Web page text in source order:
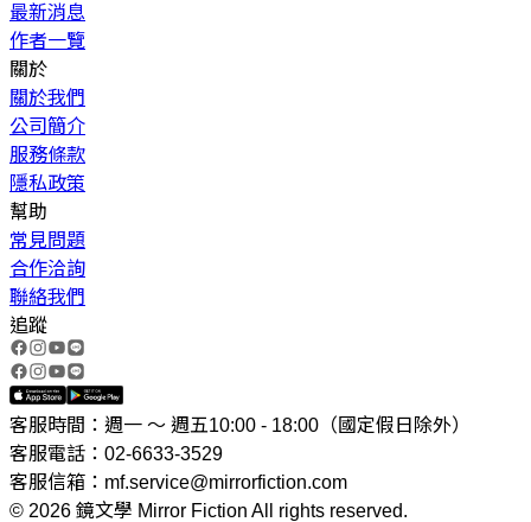
最新消息
作者一覽
關於
關於我們
公司簡介
服務條款
隱私政策
幫助
常見問題
合作洽詢
聯絡我們
追蹤
客服時間：週一 ～ 週五10:00 - 18:00（國定假日除外）
客服電話：02-6633-3529
客服信箱：mf.service@mirrorfiction.com
© 2026 鏡文學 Mirror Fiction All rights reserved.